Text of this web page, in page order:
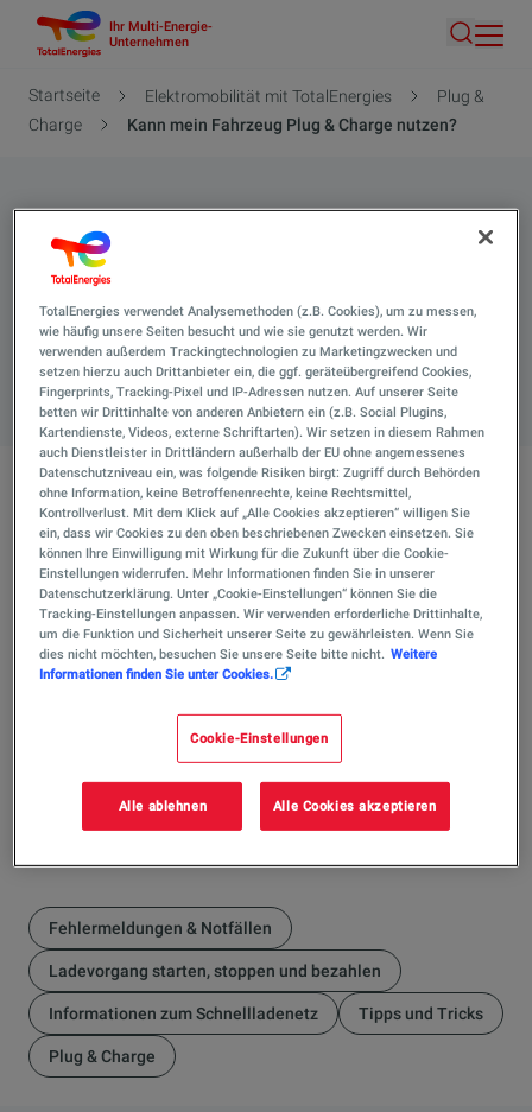
Inhalt
Ihr Multi-Energie-
Unternehmen
Suche
Pfadnavigation
Startseite Elektromobilität mit TotalEnergies
Plug &
Charge
Kann mein Fahrzeug Plug & Charge nutzen?
Kann mein Fahrzeug Plug &
Charge nutzen?
Hier finden Sie alle Antworten auf Ihre Fragen.
Suche
Kann mein Fahrzeug Plug & Charge nutzen?
Das kommt immer auf Ihr Fahrzeug und Ihren Hersteller
an. Fragen Sie dafür vorab bei Ihrem Hersteller nach und
konfigurieren Sie dies im Multimediasystem.
Hat Ihnen die Antwort weitergeholfen?
Nein
Fehlermeldungen & Notfällen
Ladevorgang starten, stoppen und bezahlen
Informationen zum Schnellladenetz Tipps und Tricks
Plug & Charge
TotalEnergies verwendet Analysemethoden (z.B. Cookies), um zu messen,
wie häufig unsere Seiten besucht und wie sie genutzt werden. Wir
verwenden außerdem Trackingtechnologien zu Marketingzwecken und
setzen hierzu auch Drittanbieter ein, die ggf. geräteübergreifend Cookies,
Fingerprints, Tracking-Pixel und IP-Adressen nutzen. Auf unserer Seite
betten wir Drittinhalte von anderen Anbietern ein (z.B. Social Plugins,
Kartendienste, Videos, externe Schriftarten). Wir setzen in diesem Rahmen
auch Dienstleister in Drittländern außerhalb der EU ohne angemessenes
Datenschutzniveau ein, was folgende Risiken birgt: Zugriff durch Behörden
ohne Information, keine Betroffenenrechte, keine Rechtsmittel,
Kontrollverlust. Mit dem Klick auf „Alle Cookies akzeptieren“ willigen Sie
ein, dass wir Cookies zu den oben beschriebenen Zwecken einsetzen. Sie
können Ihre Einwilligung mit Wirkung für die Zukunft über die Cookie-
Einstellungen widerrufen. Mehr Informationen finden Sie in unserer
Datenschutzerklärung. Unter „Cookie-Einstellungen“ können Sie die
Tracking-Einstellungen anpassen. Wir verwenden erforderliche Drittinhalte,
um die Funktion und Sicherheit unserer Seite zu gewährleisten. Wenn Sie
dies nicht möchten, besuchen Sie unsere Seite bitte nicht. Weitere
Informationen finden Sie unter Cookies.
Cookie-Einstellungen
Alle ablehnen Alle Cookies akzeptieren